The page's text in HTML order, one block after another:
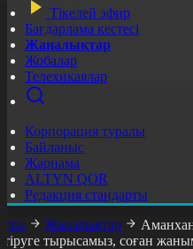
Тікелей эфир
Бағдарлама кестесі
Жаңалықтар
Жобалар
Телехикаялар
Корпорация туралы
Байланыс
Жарнама
ALTYN QOR
Редакция стандарты
Жаңалықтар
Аманхан
тырысамыз, соған